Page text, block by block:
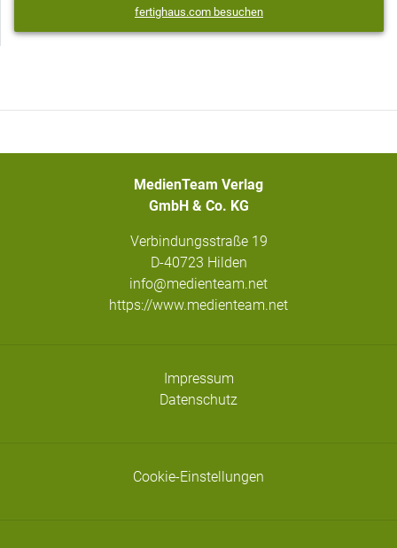
fertighaus.com besuchen
MedienTeam Verlag
GmbH & Co. KG
Verbindungsstraße 19
D-40723 Hilden
info@medienteam.net
https://www.medienteam.net
Impressum
Datenschutz
Cookie-Einstellungen